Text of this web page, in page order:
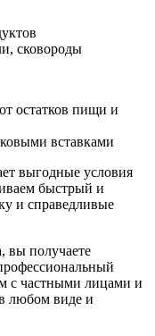
сковороды
остатков пищи и
вставками
выгодные условия
быстрый и
и справедливые
вы получаете
с частными лицами и
любом виде и